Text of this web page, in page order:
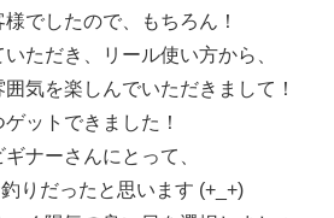
でしたので、もちろん！
ただき、リール使い方から、
気を楽しんでいただきまして！
ットできました！
ナーさんにとって、
りだったと思います (+_+)